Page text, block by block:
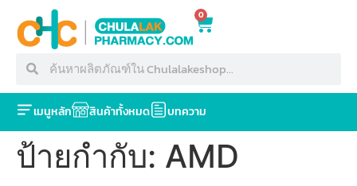
0
เมนูหลัก สินค้าทั้งหมด บทความ
ป้ายกำกับ: AMD